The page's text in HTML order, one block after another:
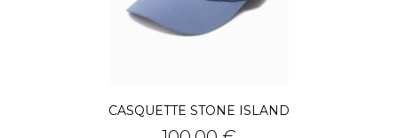
CASQUETTE STONE ISLAND